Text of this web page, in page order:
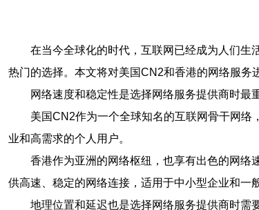
在当今全球化的时代，互联网已经成为人们生
热门的选择。本文将对美国CN2和香港的网络服务
网络速度和稳定性是选择网络服务提供商时最
美国CN2作为一个全球知名的互联网骨干网
业和高需求的个人用户。
香港作为亚洲的网络枢纽，也享有出色的网络
供高速、稳定的网络连接，适用于中小型企业和一
地理位置和延迟也是选择网络服务提供商时需